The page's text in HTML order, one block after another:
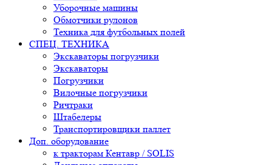
Уборочные машины
Обмотчики рулонов
Техника для футбольных полей
СПЕЦ. ТЕХНИКА
Экскаваторы погрузчики
Экскаваторы
Погрузчики
Вилочные погрузчики
Ричтраки
Штабелеры
Транспортировщики паллет
Доп. оборудование
к тракторам Кентавр / SOLIS